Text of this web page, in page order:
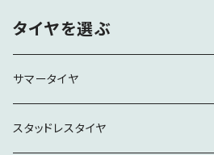
タイヤを選ぶ
サマータイヤ
15インチ
スタッドレスタイヤ